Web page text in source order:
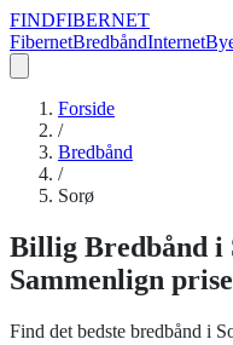
FINDFIBERNET
FibernetBredbåndInternet
Forside
/
Bredbånd
/
Sorø
Billig Bredbånd i
Sammenlign
Find det bedste bredbånd i